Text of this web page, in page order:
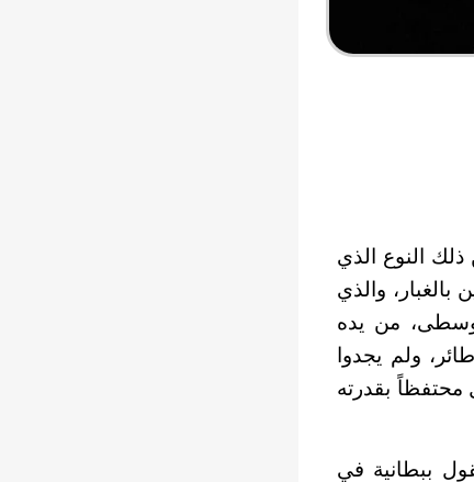
النوع الذي
والذي
من يده
ولم يجدوا
محتفظاً بقدرته
ببطانية في